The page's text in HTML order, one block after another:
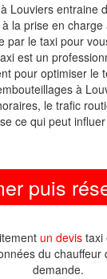
Louviers entraine
la prise en
par le taxi pour
est un
pour optimiser le
à
le trafic
ce qui peut
puis
un devis taxi
du
demande.